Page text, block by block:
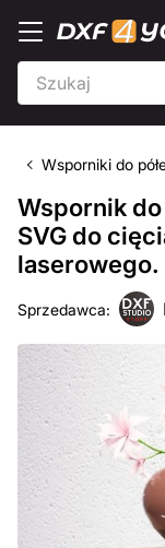
Wsporniki do
Wspornik do
SVG do
laserowego.
Sprzedawca: